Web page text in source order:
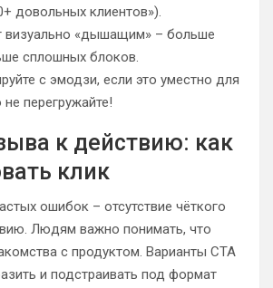
довольных клиентов»).
визуально «дышащим» – больше
сплошных блоков.
с эмодзи, если это уместно для
перегружайте!
к действию: как
клик
ошибок – отсутствие чёткого
Людям важно понимать, что
с продуктом. Варианты CTA
и подстраивать под формат